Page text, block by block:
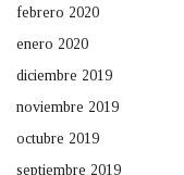
febrero 2020
enero 2020
diciembre 2019
noviembre 2019
octubre 2019
septiembre 2019